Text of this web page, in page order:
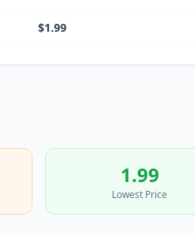
$1.99
1.99
Lowest Price